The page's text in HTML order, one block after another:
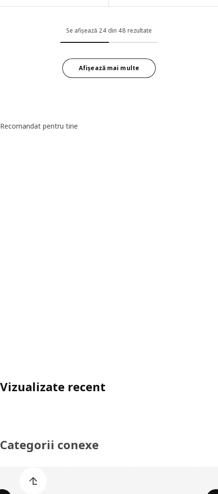
Se afișează 24 din 48 rezultate
Afișează mai multe
Recomandat pentru tine
Vizualizate recent
Categorii conexe